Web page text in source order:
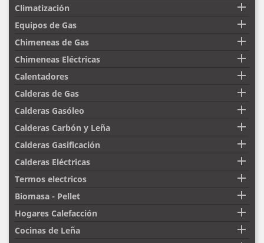
Climatización 
Equipos de Gas 
Chimeneas de Gas 
Chimeneas Eléctricas 
Calentadores 
Calderas de Gas 
Calderas Gasóleo 
Calderas Carbón y Leña 
Calderas Gasificación 
Calderas Eléctricas 
Termos electricos 
Biomasa - Pellet 
Hogares Calefacción 
Cocinas de Leña 